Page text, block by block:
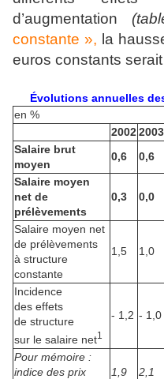
d’augmentation
constante », la
euros constants
Évolutions annuelles
en %
20022003
Salaire brut
moyen
0,6 0,6
Salaire moyen
net de
prélèvements
0,3 0,0
Salaire moyen net
de prélèvements
à structure
constante
1,5 1,0
Incidence
des effets
de structure
sur le salaire net1
- 1,2 - 1,0
Pour mémoire :
indice des prix
1,9 2,1